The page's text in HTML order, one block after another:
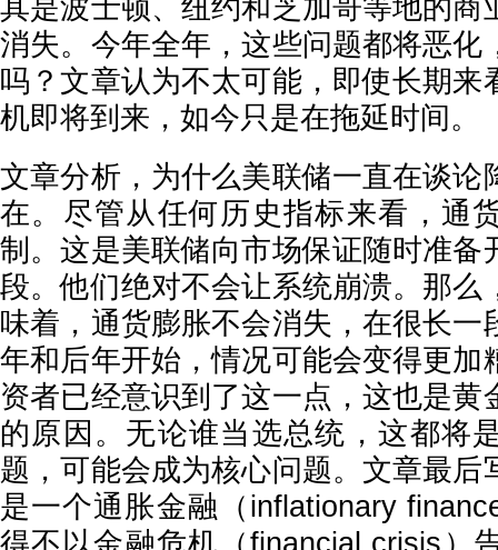
其是波士顿、纽约和芝加哥等地的商
消失。今年全年，这些问题都将恶化
吗？文章认为不太可能，即使长期来
机即将到来，如今只是在拖延时间。
文章分析，为什么美联储一直在谈论
在。尽管从任何历史指标来看，通
制。这是美联储向市场保证随时准备
段。他们绝对不会让系统崩溃。那么
味着，通货膨胀不会消失，在很长一
年和后年开始，情况可能会变得更加
资者已经意识到了这一点，这也是黄
的原因。无论谁当选总统，这都将
题，可能会成为核心问题。文章最后
是一个通胀金融（inflationary
得不以金融危机（financial crisis）